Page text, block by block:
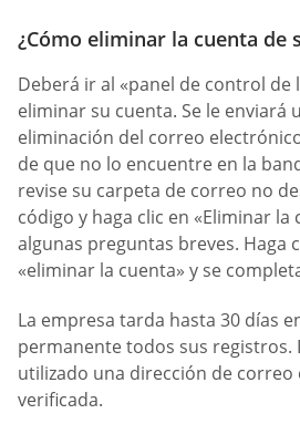
¿Cómo eliminar la cuenta de
Deberá ir al «panel de control de
eliminar su cuenta. Se le enviará
eliminación del correo
de que no lo encuentre en la
revise su carpeta de correo no
código y haga clic en «Eliminar la
algunas preguntas breves. Haga
«eliminar la cuenta» y se
La empresa tarda hasta 30 días
permanente todos sus registros.
utilizado una dirección de correo
verificada.